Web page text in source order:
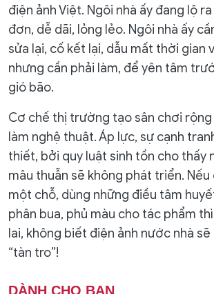
điện ảnh Việt. Ngôi nhà ấy đang lộ
đơn, dễ dãi, lỏng lẻo. Ngôi nhà ấy
sửa lại, cố kết lại, dẫu mất thời gian
nhưng cần phải làm, để yên tâm
gió bão.
Cơ chế thị trường tạo sân chơi
làm nghệ thuật. Áp lực, sự cạnh
thiết, bởi quy luật sinh tồn cho thấy
mâu thuẫn sẽ không phát triển.
một chỗ, dùng những điều tâm
phân bua, phủ màu cho tác phẩm
lai, không biết điện ảnh nước nhà sẽ
“tàn tro”!